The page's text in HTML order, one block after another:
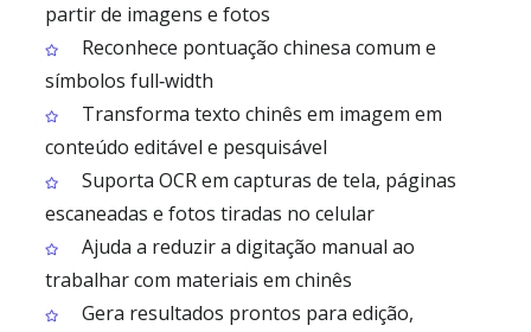
partir de imagens e fotos
Reconhece pontuação chinesa comum e
símbolos full‑width
Transforma texto chinês em imagem em
conteúdo editável e pesquisável
Suporta OCR em capturas de tela, páginas
escaneadas e fotos tiradas no celular
Ajuda a reduzir a digitação manual ao
trabalhar com materiais em chinês
Gera resultados prontos para edição,